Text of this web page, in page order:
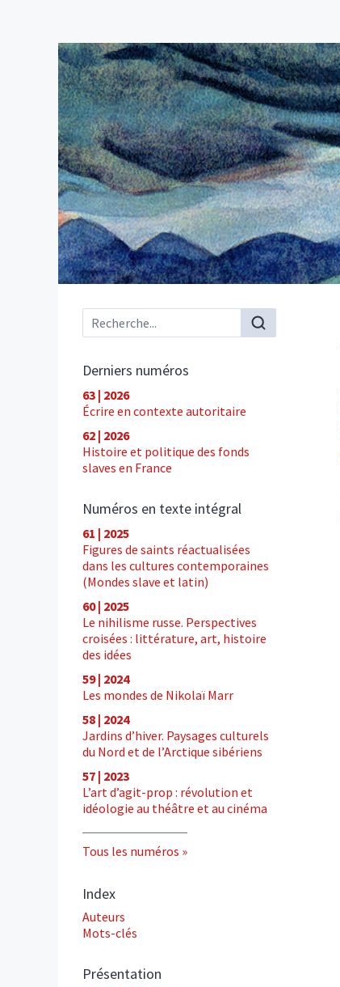
Menu principal
Derniers numéros
63 | 2026
Écrire en contexte autoritaire
62 | 2026
Histoire et politique des fonds
slaves en France
Numéros en texte intégral
61 | 2025
Figures de saints réactualisées
dans les cultures contemporaines
(Mondes slave et latin)
60 | 2025
Le nihilisme russe. Perspectives
croisées : littérature, art, histoire
des idées
59 | 2024
Les mondes de Nikolaï Marr
58 | 2024
Jardins d’hiver. Paysages culturels
du Nord et de l’Arctique sibériens
57 | 2023
L’art d’agit-prop : révolution et
idéologie au théâtre et au cinéma
Tous les numéros
Index
Auteurs
Mots-clés
Présentation